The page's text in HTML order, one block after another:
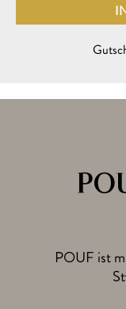
neu
Bitte Gutschein-
POUF ist